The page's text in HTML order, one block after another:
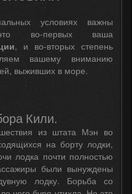
условиях важны
во-первых ваша
, и во-вторых степень
вашему вниманию
выживших в море.
Кили.
из штата Мэн во
на борту лодки,
лодка почти полностью
были вынуждены
лодку. Борьба со